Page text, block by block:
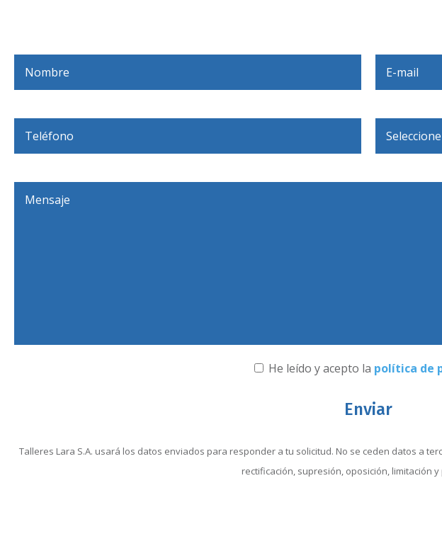
He leído y acepto la política de
Talleres Lara S.A. usará los datos enviados para responder a tu solicitud. No se ceden datos a
rectificación, supresión, oposición, limitación